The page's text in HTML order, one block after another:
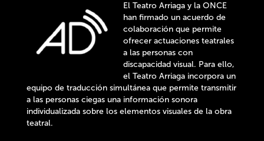
El Teatro Arriaga y la ONCE
han firmado un acuerdo de
colaboración que permite
ofrecer actuaciones teatrales
a las personas con
discapacidad visual. Para ello,
el Teatro Arriaga incorpora un
equipo de traducción simultánea que permite transmitir
a las personas ciegas una información sonora
individualizada sobre los elementos visuales de la obra
teatral.